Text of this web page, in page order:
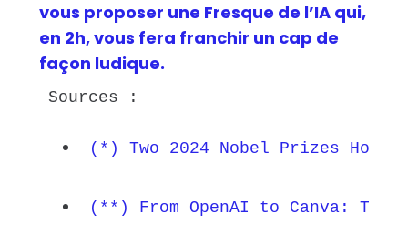
vous proposer une Fresque de l’IA qui,
en 2h, vous fera franchir un cap de
façon ludique.
Sources :
(*) Two 2024 Nobel Prizes
(**) From OpenAI to Canva: